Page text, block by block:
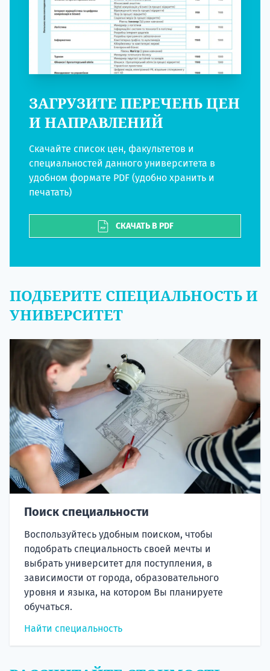
ЗАГРУЗИТЕ ПЕРЕЧЕНЬ ЦЕН
И НАПРАВЛЕНИЙ
Скачайте список цен, факультетов и
специальностей данного университета в
удобном формате PDF (удобно хранить и
печатать)
СКАЧАТЬ В PDF
ПОДБЕРИТЕ СПЕЦИАЛЬНОСТЬ И
УНИВЕРСИТЕТ
Поиск специальности
Воспользуйтесь удобным поиском, чтобы
подобрать специальность своей мечты и
выбрать университет для поступления, в
зависимости от города, образовательного
уровня и языка, на котором Вы планируете
обучаться.
Найти специальность